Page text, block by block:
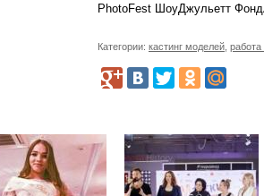
PhotoFest ШоуДжульетт
Категории: кастинг моделей